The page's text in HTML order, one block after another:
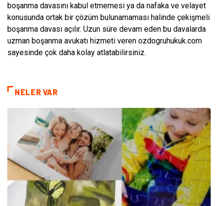
boşanma davasını kabul etmemesi ya da nafaka ve velayet
konusunda ortak bir çözüm bulunamaması halinde çekişmeli
boşanma davası açılır. Uzun süre devam eden bu davalarda
uzman boşanma avukatı hizmeti veren ozdogruhukuk.com
sayesinde çok daha kolay atlatabilirsiniz.
NELER VAR